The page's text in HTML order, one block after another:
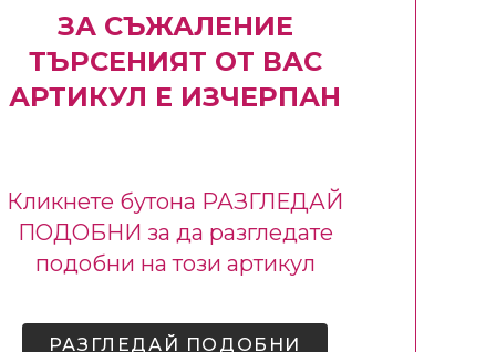
ЗА СЪЖАЛЕНИЕ
ТЪРСЕНИЯТ ОТ ВАС
АРТИКУЛ Е ИЗЧЕРПАН
Кликнете бутона РАЗГЛЕДАЙ
ПОДОБНИ за да разгледате
подобни на този артикул
РАЗГЛЕДАЙ ПОДОБНИ